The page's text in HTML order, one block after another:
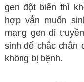
gen đột biến thì
hợp vẫn muốn
mang gen di
sinh để chắc chắn
không bị bệnh.